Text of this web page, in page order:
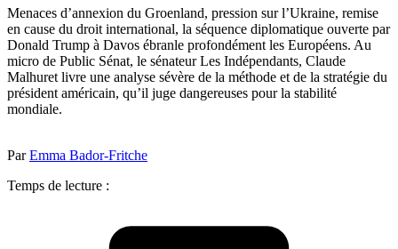
Menaces d’annexion du Groenland, pression sur l’Ukraine, remise
en cause du droit international, la séquence diplomatique ouverte par
Donald Trump à Davos ébranle profondément les Européens. Au
micro de Public Sénat, le sénateur Les Indépendants, Claude
Malhuret livre une analyse sévère de la méthode et de la stratégie du
président américain, qu’il juge dangereuses pour la stabilité
mondiale.
ParEmma Bador-Fritche
Temps de lecture :